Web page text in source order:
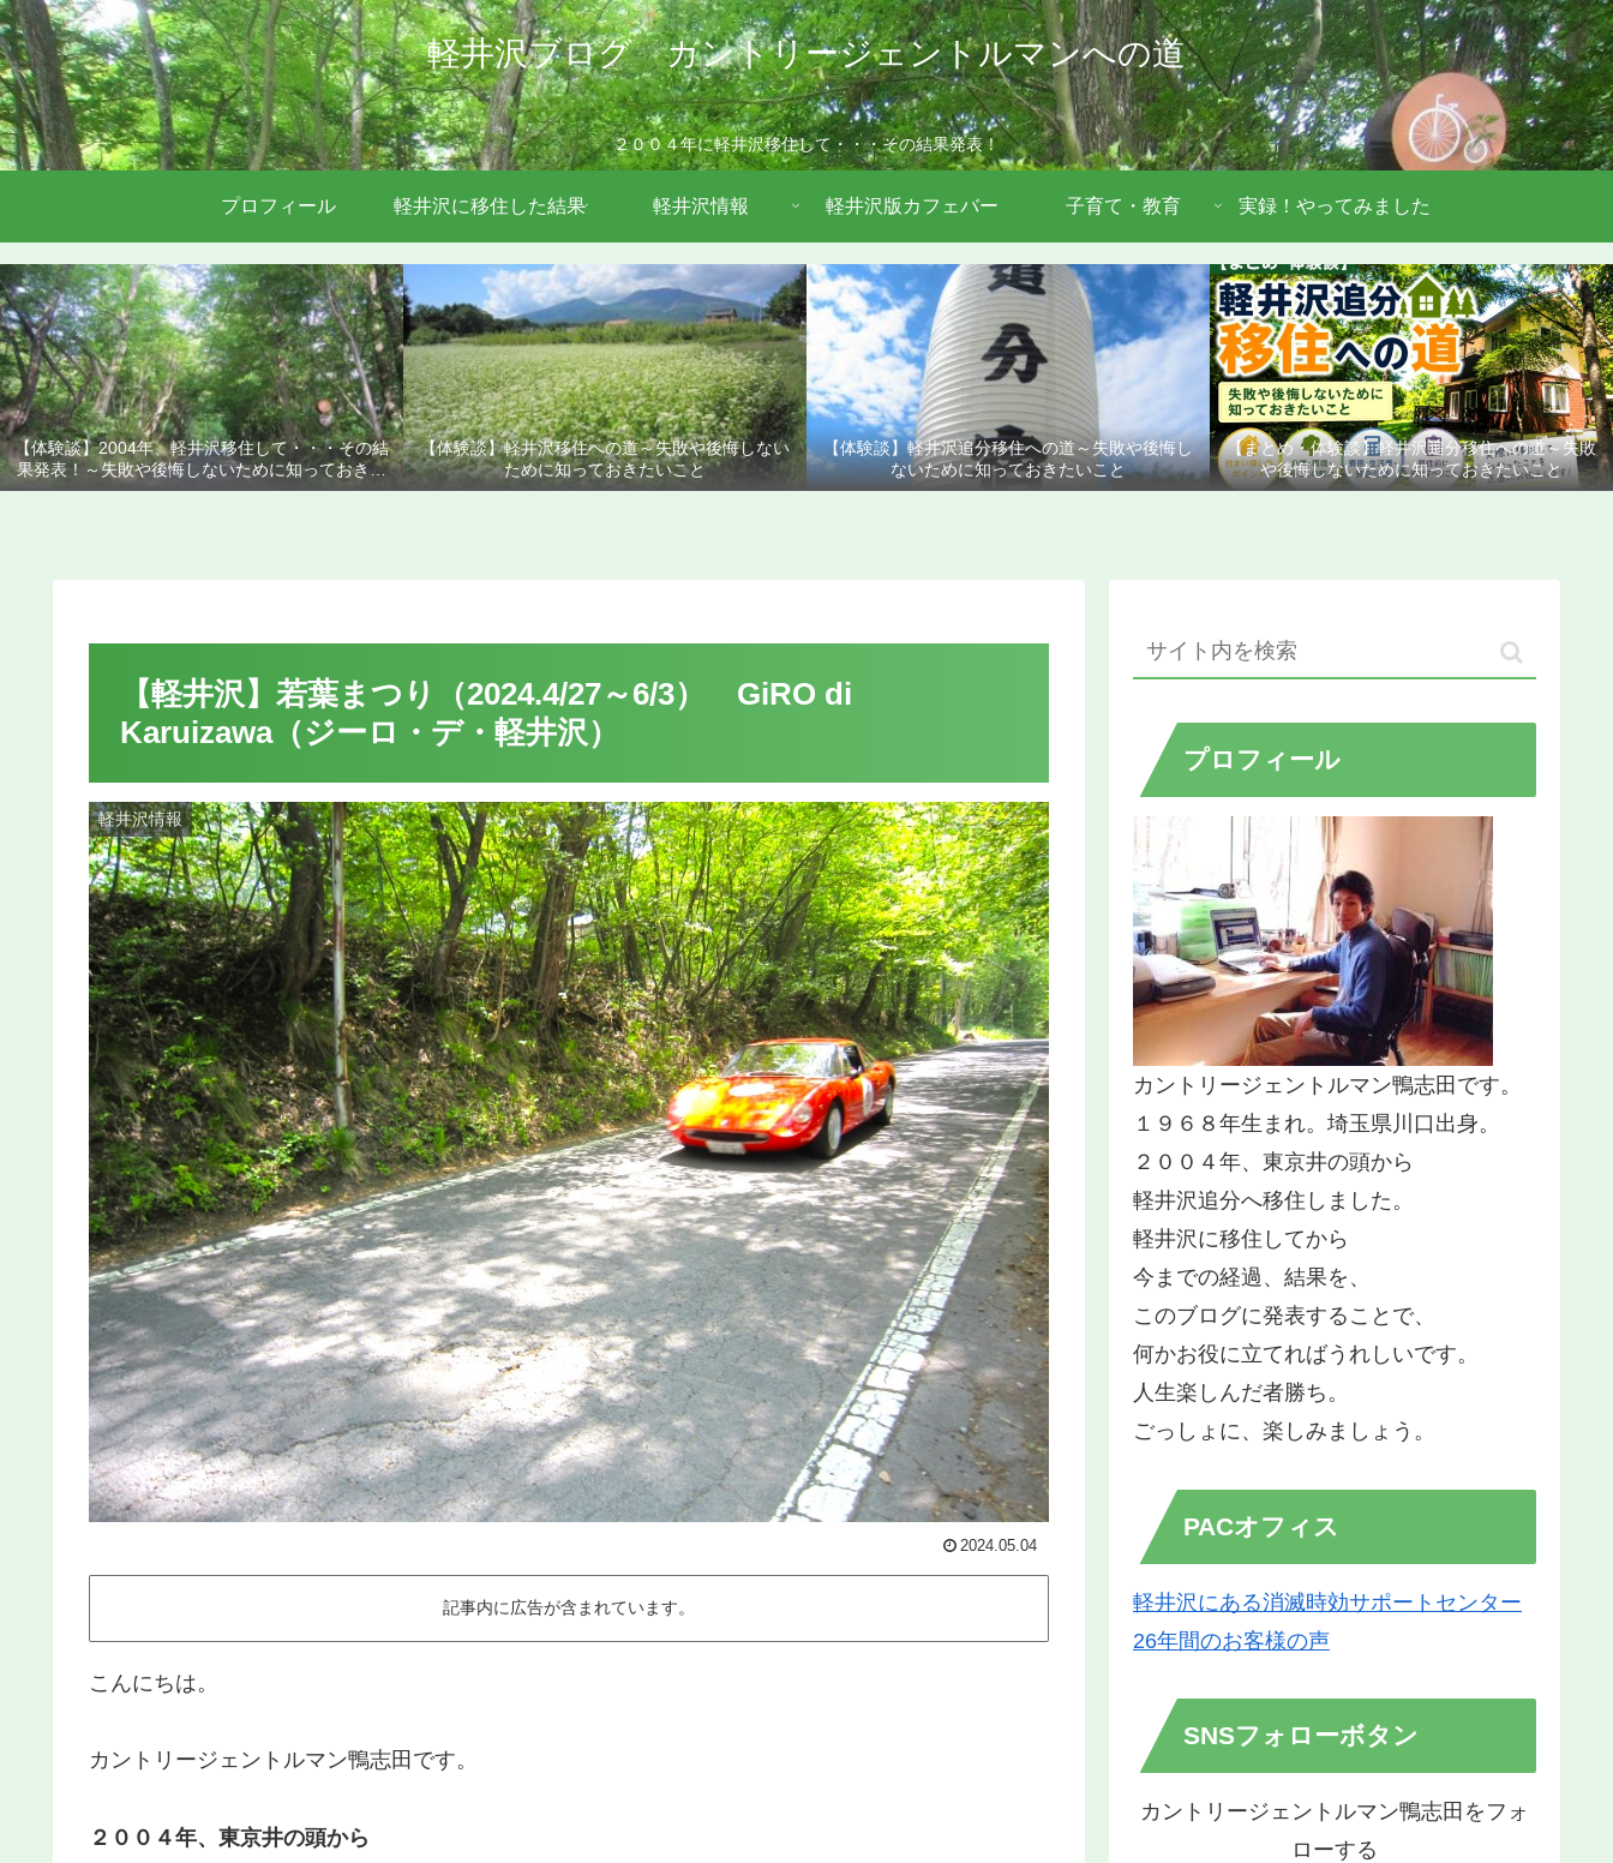
軽井沢ブログ カントリージェントルマンへの道
２００４年に軽井沢移住して・・・その結果発表！
プロフィール 軽井沢に移住した結果 軽井沢情報 軽井沢版カフェバー 子育て・教育 実録！やってみました
【体験談】2004年、軽井沢移住して・・・その結
果発表！～失敗や後悔しないために知っておきた
いこと
【体験談】軽井沢移住への道～失敗や後悔しない
ために知っておきたいこと
【体験談】軽井沢追分移住への道～失敗や後悔し
ないために知っておきたいこと
【まとめ・体験談】軽井沢追分移住への道～失敗
や後悔しないために知っておきたいこと
【軽井沢】若葉まつり（2024.4/27～6/3） GiRO di
Karuizawa（ジーロ・デ・軽井沢）
軽井沢情報
2024.05.04
記事内に広告が含まれています。
こんにちは。
カントリージェントルマン鴨志田です。
２００４年、東京井の頭から
プロフィール
カントリージェントルマン鴨志田です。
１９６８年生まれ。埼玉県川口出身。
２００４年、東京井の頭から
軽井沢追分へ移住しました。
軽井沢に移住してから
今までの経過、結果を、
このブログに発表することで、
何かお役に立てればうれしいです。
人生楽しんだ者勝ち。
ごっしょに、楽しみましょう。
PACオフィス
軽井沢にある消滅時効サポートセンター
26年間のお客様の声
SNSフォローボタン
カントリージェントルマン鴨志田をフォ
ローする